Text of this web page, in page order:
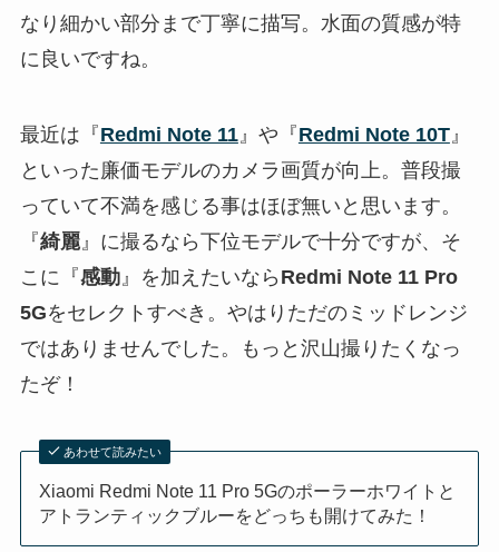
なり細かい部分まで丁寧に描写。水面の質感が特
に良いですね。
最近は『Redmi Note 11』や『Redmi Note 10T』
といった廉価モデルのカメラ画質が向上。普段撮
っていて不満を感じる事はほぼ無いと思います。
『綺麗』に撮るなら下位モデルで十分ですが、そ
こに『感動』を加えたいなら Redmi Note 11 Pro
5Gをセレクトすべき。やはりただのミッドレンジ
ではありませんでした。もっと沢山撮りたくなっ
たぞ！
あわせて読みたい
Xiaomi Redmi Note 11 Pro 5Gのポーラーホワイトと
アトランティックブルーをどっちも開けてみた！